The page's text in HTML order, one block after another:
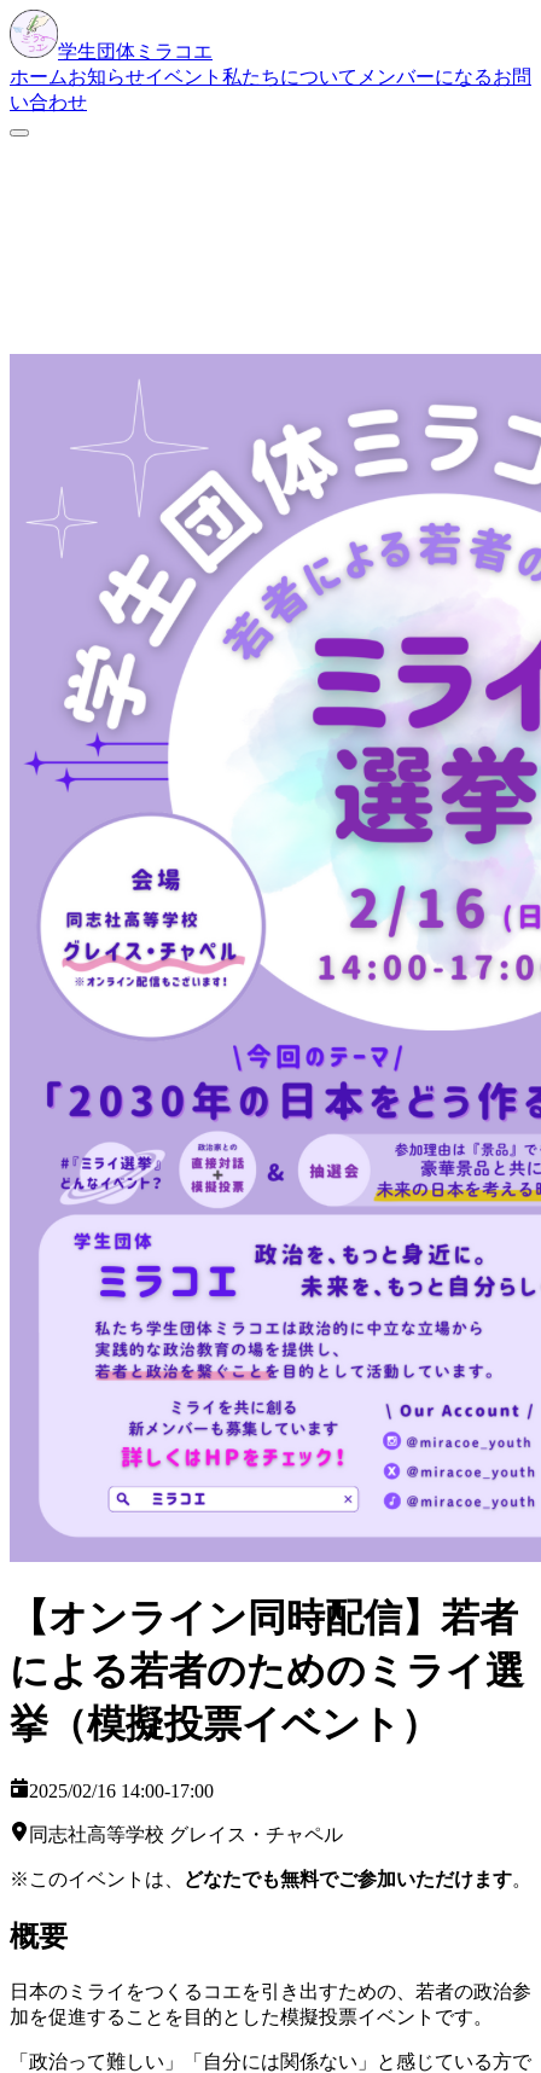
学生団体 ミラコエ
ホームお知らせイベント 私たちについて メンバーになるお問
い合わせ
【オンライン同時配信】若者
による若者のためのミライ選
挙（模擬投票イベント）
2025/02/16 14:00-17:00
同志社高等学校 グレイス・チャペル
※このイベントは、 どなたでも無料でご参加いただけます。
概要
日本のミライをつくるコエを引き出すための、若者の政治参
加を促進することを目的とした模擬投票イベントです。
「政治って難しい」「自分には関係ない」と感じている方で